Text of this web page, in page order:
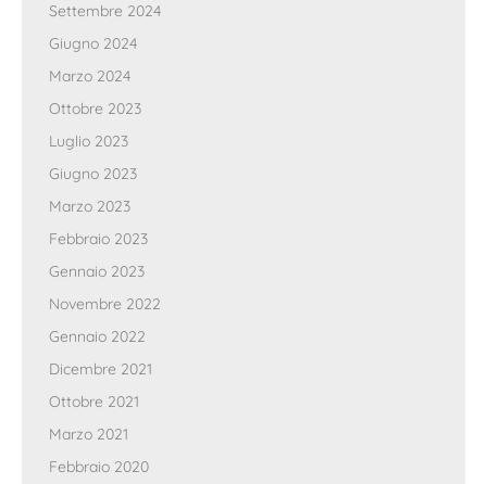
Settembre 2024
Giugno 2024
Marzo 2024
Ottobre 2023
Luglio 2023
Giugno 2023
Marzo 2023
Febbraio 2023
Gennaio 2023
Novembre 2022
Gennaio 2022
Dicembre 2021
Ottobre 2021
Marzo 2021
Febbraio 2020